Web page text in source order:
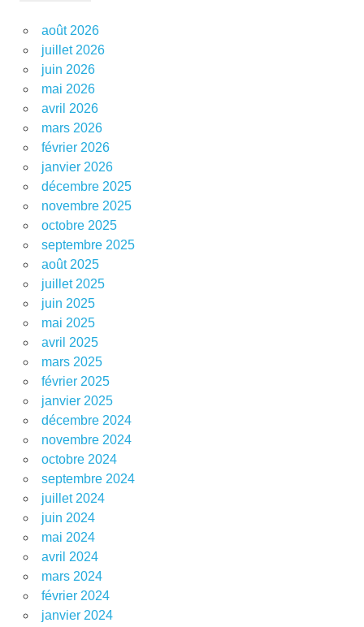
août 2026
juillet 2026
juin 2026
mai 2026
avril 2026
mars 2026
février 2026
janvier 2026
décembre 2025
novembre 2025
octobre 2025
septembre 2025
août 2025
juillet 2025
juin 2025
mai 2025
avril 2025
mars 2025
février 2025
janvier 2025
décembre 2024
novembre 2024
octobre 2024
septembre 2024
juillet 2024
juin 2024
mai 2024
avril 2024
mars 2024
février 2024
janvier 2024